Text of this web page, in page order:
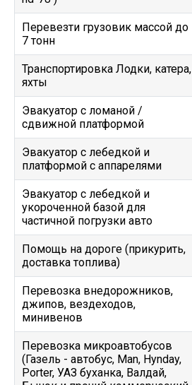
Перевезти грузовик массой до
7 тонн
Транспортировка Лодки, катера,
яхты
Эвакуатор c ломаной /
сдвижной платформой
Эвакуатор с лебедкой и
платформой с аппарелями
Эвакуатор с лебедкой и
укороченной базой для
частичной погрузки авто
Помощь на дороге (прикурить,
доставка топлива)
Перевозка внедорожников,
джипов, вездеходов,
минивенов
Перевозка микроавтобусов
(Газель - автобус, Man, Hynday,
Porter, УАЗ буханка, Валдай,